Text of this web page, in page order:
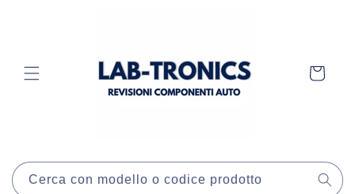
Carrello
Cerca con modello o codice prodotto